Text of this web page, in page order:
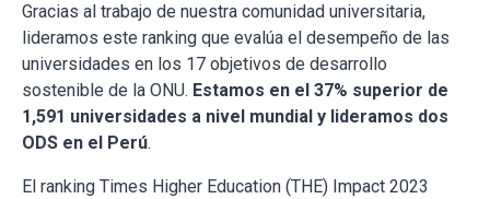
Gracias al trabajo de nuestra comunidad universitaria,
lideramos este ranking que evalúa el desempeño de las
universidades en los 17 objetivos de desarrollo
sostenible de la ONU. Estamos en el 37% superior de
1,591 universidades a nivel mundial y lideramos dos
ODS en el Perú.
El ranking Times Higher Education (THE) Impact 2023